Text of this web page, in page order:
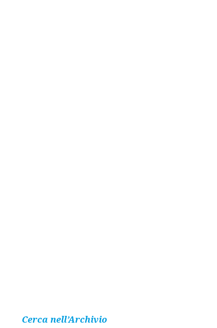
Cerca nell’Archivio